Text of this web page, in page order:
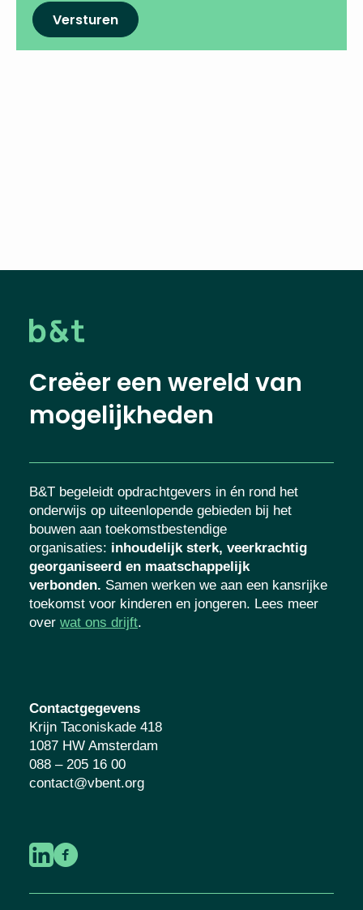
Versturen
Creëer een wereld van
mogelijkheden
B&T begeleidt opdrachtgevers in én rond het
onderwijs op uiteenlopende gebieden bij het
bouwen aan toekomstbestendige
organisaties: inhoudelijk sterk, veerkrachtig
georganiseerd en maatschappelijk
verbonden. Samen werken we aan een kansrijke
toekomst voor kinderen en jongeren. Lees meer
over wat ons drijft.
Contactgegevens
Krijn Taconiskade 418
1087 HW Amsterdam
088 – 205 16 00
contact@vbent.org